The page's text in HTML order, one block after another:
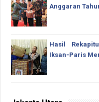
Anggaran
Hasil
Iksan-Paris